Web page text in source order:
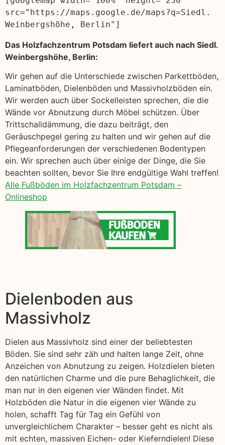
src="https://maps.google.de/maps?q=Siedl.
Weinbergshöhe, Berlin"]
Das Holzfachzentrum Potsdam liefert auch nach Siedl.
Weinbergshöhe, Berlin:
Wir gehen auf die Unterschiede zwischen Parkettböden,
Laminatböden, Dielenböden und Massivholzböden ein.
Wir werden auch über Sockelleisten sprechen, die die
Wände vor Abnutzung durch Möbel schützen. Über
Trittschalldämmung, die dazu beiträgt, den
Geräuschpegel gering zu halten und wir gehen auf die
Pflegeanforderungen der verschiedenen Bodentypen
ein. Wir sprechen auch über einige der Dinge, die Sie
beachten sollten, bevor Sie Ihre endgültige Wahl treffen!
Alle Fußböden im Holzfachzentrum Potsdam –
Onlineshop
Dielenboden aus
Massivholz
Dielen aus Massivholz sind einer der beliebtesten
Böden. Sie sind sehr zäh und halten lange Zeit, ohne
Anzeichen von Abnutzung zu zeigen. Holzdielen bieten
den natürlichen Charme und die pure Behaglichkeit, die
man nur in den eigenen vier Wänden findet. Mit
Holzböden die Natur in die eigenen vier Wände zu
holen, schafft Tag für Tag ein Gefühl von
unvergleichlichem Charakter – besser geht es nicht als
mit echten, massiven Eichen- oder Kieferndielen! Diese